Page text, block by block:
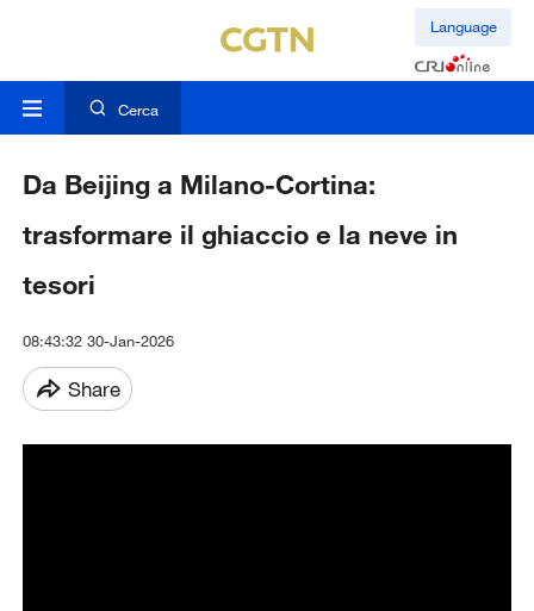
Language
Cerca
Da Beijing a Milano-Cortina:
trasformare il ghiaccio e la neve in
tesori
08:43:32 30-Jan-2026
Share